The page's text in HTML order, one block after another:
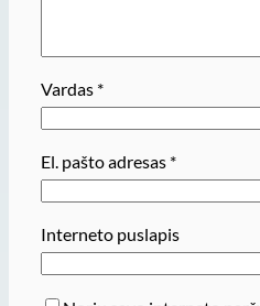
Vardas *
El. pašto adresas *
Interneto puslapis